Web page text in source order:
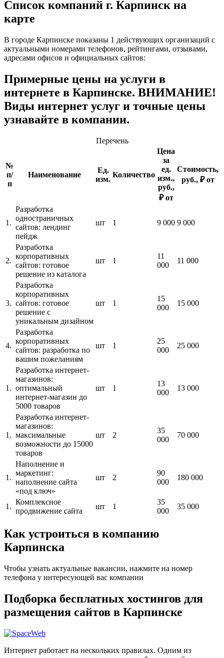
Список компаний г. Карпинск на
карте
В городе Карпинске показаны 1 действующих организаций с
актуальными номерами телефонов, рейтингами, отзывами,
адресами офисов и официальных сайтов:
Примерные цены на услуги в
интернете в Карпинске. ВНИМАНИЕ!
Виды интернет услуг и точные цены
узнавайте в компании.
Перечень
№
п/
п
Наименование
Ед.
изм.
Количество
Цена
за
ед.
изм.,
руб.,
₽ от
Стоимость,
руб., ₽ от
1.
Разработка
одностраничных
сайтов: лендинг
пейдж
шт 1 9 000 9 000
2.
Разработка
корпоративных
сайтов: готовое
решение из каталога
шт 1
11
000
11 000
3.
Разработка
корпоративных
сайтов: готовое
решение с
уникальным дизайном
шт 1
15
000
15 000
4.
Разработка
корпоративных
сайтов: разработка по
вашим пожеланиям
шт 1
25
000
25 000
1.
Разработка интернет-
магазинов:
оптимальный
интернет-магазин до
5000 товаров
шт 1
13
000
13 000
1.
Разработка интернет-
магазинов:
максимальные
возможности до 15000
товаров
шт 2
35
000
70 000
1.
Наполнение и
маркетинг:
наполнение сайта
«под ключ»
шт 2
90
000
180 000
1.
Комплексное
продвижение сайта
шт 1
35
000
35 000
Как устроиться в компанию
Карпинска
Чтобы узнать актуальные вакансии, нажмите на номер
телефона у интересующей вас компании
Подборка бесплатных хостингов для
размещения сайтов в Карпинске
Интернет работает на нескольких правилах. Одним из